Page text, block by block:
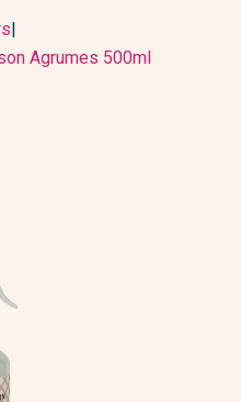
|
Agrumes 500ml